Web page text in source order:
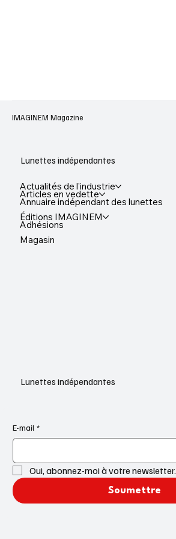
IMAGINEM Magazine
Lunettes indépendantes
Lunettes indépendantes
Actualités de l'industrie
Articles en vedette
Annuaire indépendant des lunettes
Éditions IMAGINEM
Adhésions
Magasin
E-mail *
Oui, abonnez-moi à votre newsletter.
Soumettre